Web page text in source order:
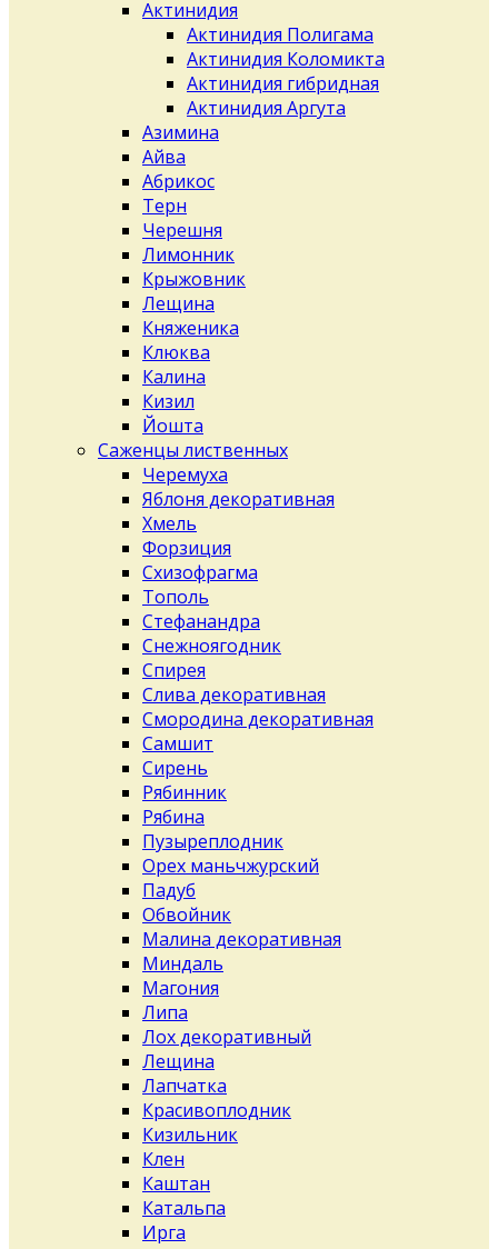
Актинидия
Актинидия Полигама
Актинидия Коломикта
Актинидия гибридная
Актинидия Аргута
Азимина
Айва
Абрикос
Терн
Черешня
Лимонник
Крыжовник
Лещина
Княженика
Клюква
Калина
Кизил
Йошта
Саженцы лиственных
Черемуха
Яблоня декоративная
Хмель
Форзиция
Схизофрагма
Тополь
Стефанандра
Снежноягодник
Спирея
Слива декоративная
Смородина декоративная
Самшит
Сирень
Рябинник
Рябина
Пузыреплодник
Орех маньчжурский
Падуб
Обвойник
Малина декоративная
Миндаль
Магония
Липа
Лох декоративный
Лещина
Лапчатка
Красивоплодник
Кизильник
Клен
Каштан
Катальпа
Ирга